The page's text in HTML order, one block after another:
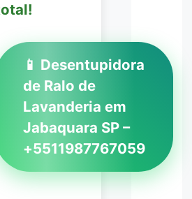
📱 Desentupidora
de Ralo de
Lavanderia em
Jabaquara SP –
+5511987767059